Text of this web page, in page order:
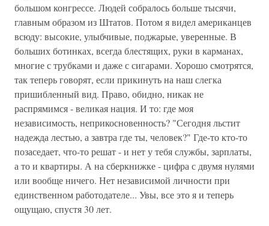
большом конгрессе. Людей собралось больше тысячи,
главным образом из Штатов. Потом я видел американцев
всюду: высокие, улыбчивые, поджарые, уверенные. В
больших ботинках, всегда блестящих, руки в карманах,
многие с трубками и даже с сигарами. Хорошо смотрятся,
так теперь говорят, если прикинуть на наш слегка
пришибленный вид. Право, обидно, никак не
распрямимся - великая нация. И то: где моя
независимость, неприкосновенность? "Сегодня льстит
надежда лестью, а завтра где ты, человек?" Где-то кто-то
позаседает, что-то решат - и нет у тебя службы, зарплаты,
а то и квартиры. А на сберкнижке - цифра с двумя нулями
или вообще ничего. Нет независимой личности при
единственном работодателе... Увы, все это я и теперь
ощущаю, спустя 30 лет.